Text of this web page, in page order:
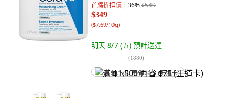
首購折扣價 36%$549
$349
($7.69/10g)
明天 8/7 (五) 預計送達
(1880)
满 $1,500 再省 $75 (王道卡)